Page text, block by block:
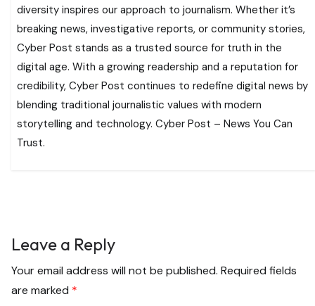
diversity inspires our approach to journalism. Whether it’s
breaking news, investigative reports, or community stories,
Cyber Post stands as a trusted source for truth in the
digital age. With a growing readership and a reputation for
credibility, Cyber Post continues to redefine digital news by
blending traditional journalistic values with modern
storytelling and technology. Cyber Post – News You Can
Trust.
Leave a Reply
Your email address will not be published. Required fields
are marked *